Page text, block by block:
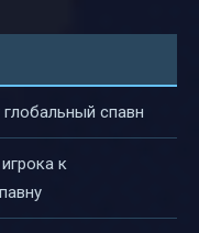
глобальный спавн
к